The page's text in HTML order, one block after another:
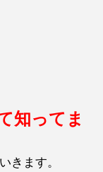
知ってま
きます。